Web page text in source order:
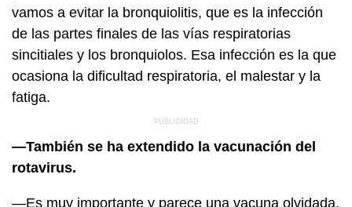
vamos a evitar la bronquiolitis, que es la infección
de las partes finales de las vías respiratorias
sincitiales y los bronquiolos. Esa infección es la que
ocasiona la dificultad respiratoria, el malestar y la
fatiga.
—También se ha extendido la vacunación del
rotavirus.
—Es muy importante y parece una vacuna olvidada,